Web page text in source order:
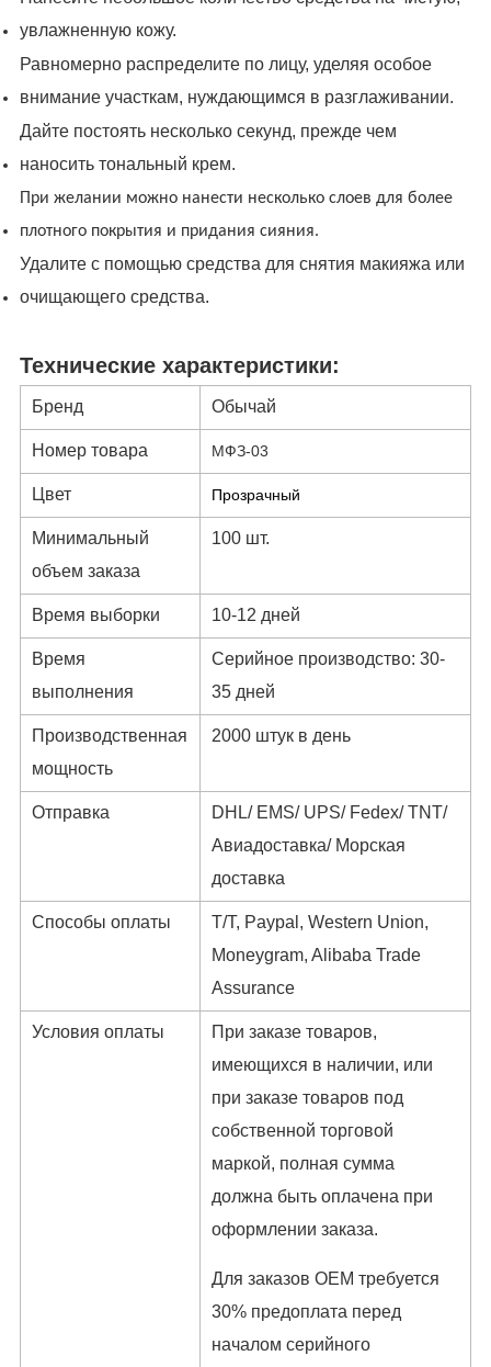
увлажненную кожу.
Равномерно распределите по лицу, уделяя особое
внимание участкам, нуждающимся в разглаживании.
Дайте постоять несколько секунд, прежде чем
наносить тональный крем.
При желании можно нанести несколько слоев для более
плотного покрытия и придания сияния.
Удалите с помощью средства для снятия макияжа или
очищающего средства.
Технические характеристики:
Бренд Обычай
Номер товара МФЗ-03
Цвет Прозрачный
Минимальный
объем заказа
100 шт.
Время выборки 10-12 дней
Время
выполнения
Серийное производство: 30-
35 дней
Производственная
мощность
2000 штук в день
Отправка
DHL/ EMS/ UPS/ Fedex/ TNT/
Авиадоставка/ Морская
доставка
Способы оплаты
T/T, Paypal, Western Union,
Moneygram, Alibaba Trade
Assurance
Условия оплаты
При заказе товаров,
имеющихся в наличии, или
при заказе товаров под
собственной торговой
маркой, полная сумма
должна быть оплачена при
оформлении заказа.
Для заказов OEM требуется
30% предоплата перед
началом серийного